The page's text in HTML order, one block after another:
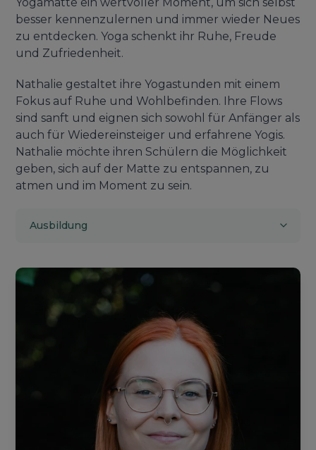
besser kennenzulernen und immer wieder Neues
zu entdecken. Yoga schenkt ihr Ruhe, Freude
und Zufriedenheit.
Nathalie gestaltet ihre Yogastunden mit einem
Fokus auf Ruhe und Wohlbefinden. Ihre Flows
sind sanft und eignen sich sowohl für Anfänger als
auch für Wiedereinsteiger und erfahrene Yogis.
Nathalie möchte ihren Schülern die Möglichkeit
geben, sich auf der Matte zu entspannen, zu
atmen und im Moment zu sein.
Ausbildung